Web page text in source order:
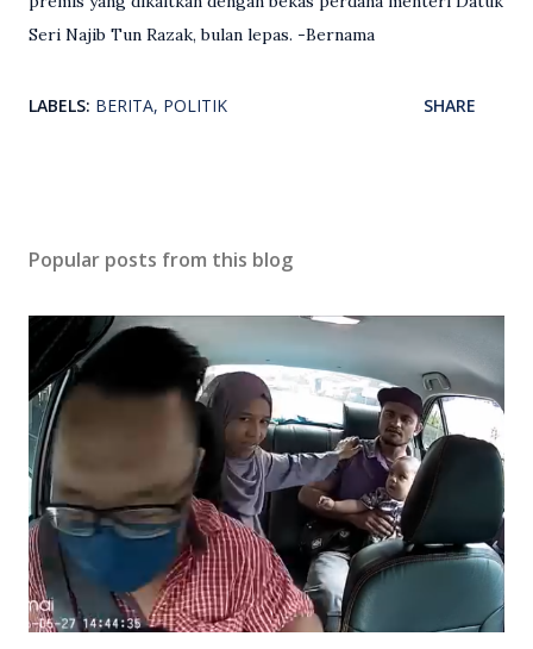
Seri Najib Tun Razak, bulan lepas. -Bernama
LABELS: BERITA POLITIK SHARE
Popular posts from this blog